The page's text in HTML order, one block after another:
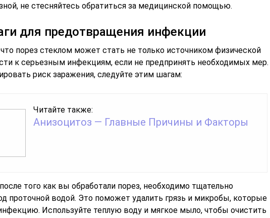
не стесняйтесь обратиться за медицинской помощью.
для предотвращения инфекции
порез стеклом может стать не только источником физической
к серьезным инфекциям, если не предпринять необходимых мер.
риск заражения, следуйте этим шагам:
Читайте также:
Анизоцитоз — Главные Причины и Факторы
того как вы обработали порез, необходимо тщательно
проточной водой. Это поможет удалить грязь и микробы, которые
Используйте теплую воду и мягкое мыло, чтобы очистить